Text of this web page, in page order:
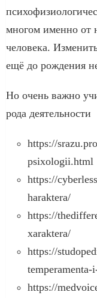
многом именно от
человека.
ещё до рождения
Но очень важно
рода деятельности
https://
psixologii.html
https://
haraktera/
https://
xaraktera/
https://
https://